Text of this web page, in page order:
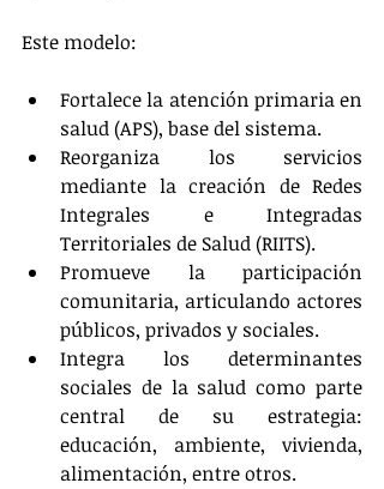
Este modelo:
Fortalece la atención primaria en
salud (APS), base del sistema.
Reorganiza los servicios
mediante la creación de Redes
Integrales e Integradas
Territoriales de Salud (RIITS).
Promueve la participación
comunitaria, articulando actores
públicos, privados y sociales.
Integra los determinantes
sociales de la salud como parte
central de su estrategia:
educación, ambiente, vivienda,
alimentación, entre otros​.